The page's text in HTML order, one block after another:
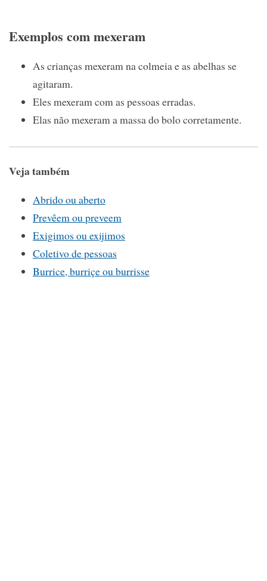
Exemplos com mexeram
As crianças mexeram na colmeia e as abelhas se
agitaram.
Eles mexeram com as pessoas erradas.
Elas não mexeram a massa do bolo corretamente.
Veja também
Abrido ou aberto
Prevêem ou preveem
Exigimos ou exijimos
Coletivo de pessoas
Burrice, burriçe ou burrisse